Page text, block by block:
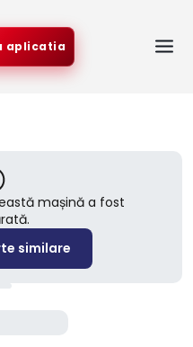
aplicatia
mașină a fost
similare